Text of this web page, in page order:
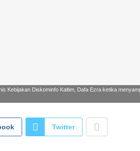
Kebijakan Diskominfo Kaltim, Dafa Ezra ketika
Twitter